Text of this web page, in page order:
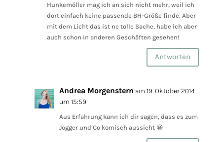
Hunkemöller mag ich an sich nicht mehr, weil ich
dort einfach keine passende BH-Größe finde. Aber
mit dem Licht das ist ne tolle Sache, habe ich aber
auch schon in anderen Geschäften gesehen!
Antworten
Andrea Morgenstern am 19. Oktober 2014
um 15:59
Aus Erfahrung kann ich dir sagen, dass es zum
Jogger und Co komisch aussieht 😀